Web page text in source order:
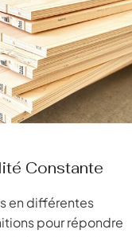
Constante
en différentes
pour répondre